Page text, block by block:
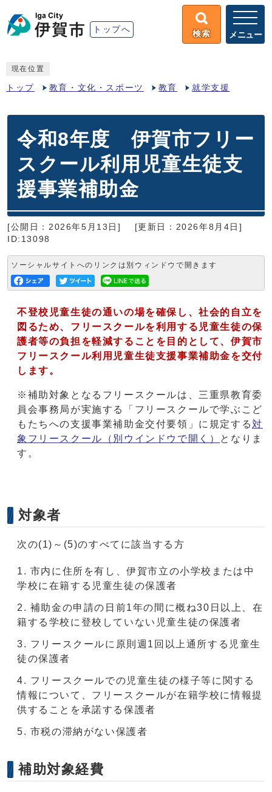
トップへ 検索 メニュー
現在位置
トップ 教育・文化・スポーツ 教育 就学支援
令和8年度 伊賀市フリー
スクール利用児童生徒支
援事業補助金
[公開日：2026年5月13日]
[更新日：2026年8月4日]
ID:13098
ソーシャルサイトへのリンクは別ウィンドウで開きます
不登校児童生徒の通いの場を確保し、社会的自立を
図るため、 フリースクールを利用する児童生徒の保
護者等の負担を軽減することを目的として、伊賀市
フリースクール利用児童生徒支援事業補助金を交付
します。
※補助対象となるフリースクールは、三重県教育委
員会事務局が実施する「フリースクールで学ぶこど
もたちへの支援事業補助金交付要領」に規定する 対
象フリースクール
（別ウインドウで開く） となりま
す。
対象者
次の(1)～(5)のすべてに該当する方
市内に住所を有し、伊賀市立の小学校または中
学校に在籍する児童生徒の保護者
補助金の申請の日前1年の間に概ね30日以上、在
籍する学校に登校していない児童生徒の保護者
フリースクールに原則週1回以上通所する児童生
徒の保護者
フリースクールでの児童生徒の様子等に関する
情報について、フリースクールが在籍学校に情報提
供することを承諾する保護者
市税の滞納がない保護者
補助対象経費